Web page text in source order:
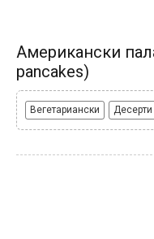
Американски
pancakes)
Вегетариански Десерти